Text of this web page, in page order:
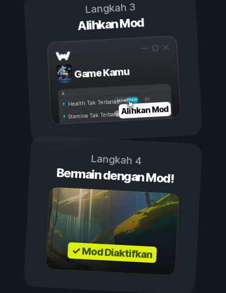
Langkah 3
Alihkan Mod
Game Kamu
Aktif
Nonaktif
Health Tak Terbatas
Stamina Tak TerbatasAlihkan Mod
Langkah 4
Bermain dengan Mod!
✓ Mod Diaktifkan